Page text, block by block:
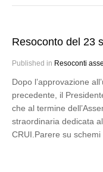
Resoconto del 23
Published in Resoconti
Dopo l’approvazione
precedente, il
che al termine
straordinaria dedicata
CRUI.Parere su schemi